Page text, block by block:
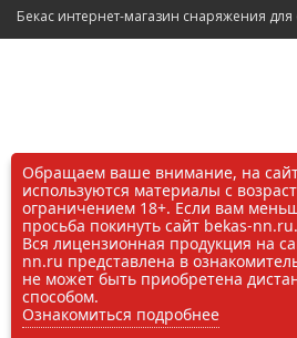
Бекас интернет-магазин снаряжения
Обращаем ваше внимание, на
используются материалы с
ограничением 18+. Если вам
просьба покинуть сайт bekas-nn.ru.
Вся лицензионная продукция на
nn.ru представлена в
не может быть приобретена
способом.
Ознакомиться подробнее